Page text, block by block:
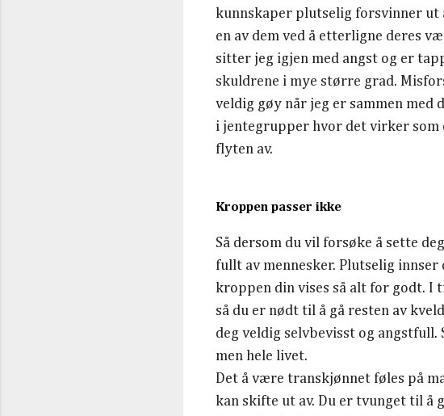
kunnskaper plutselig forsvinner ut
en av dem ved å etterligne deres
sitter jeg igjen med angst og er
skuldrene i mye større grad.
veldig gøy når jeg er sammen
i jentegrupper hvor det virker som
flyten av.
Kroppen passer ikke
Så dersom du vil forsøke å sette
fullt av mennesker. Plutselig
kroppen din vises så alt for godt.
så du er nødt til å gå resten av
deg veldig selvbevisst og angstfull.
men hele livet.
Det å være transkjønnet føles på
kan skifte ut av. Du er tvunget til å